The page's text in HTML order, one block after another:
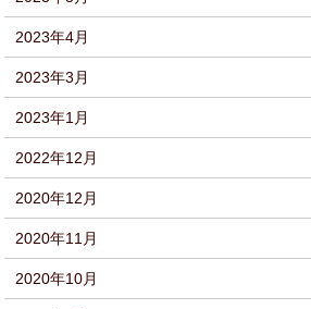
2023年4月
2023年3月
2023年1月
2022年12月
2020年12月
2020年11月
2020年10月